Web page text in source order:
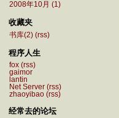
2008年10月 (1)
收藏夹
书库(2) (rss)
程序人生
fox (rss)
gaimor
lantin
Net Server (rss)
zhaoyibao (rss)
经常去的论坛